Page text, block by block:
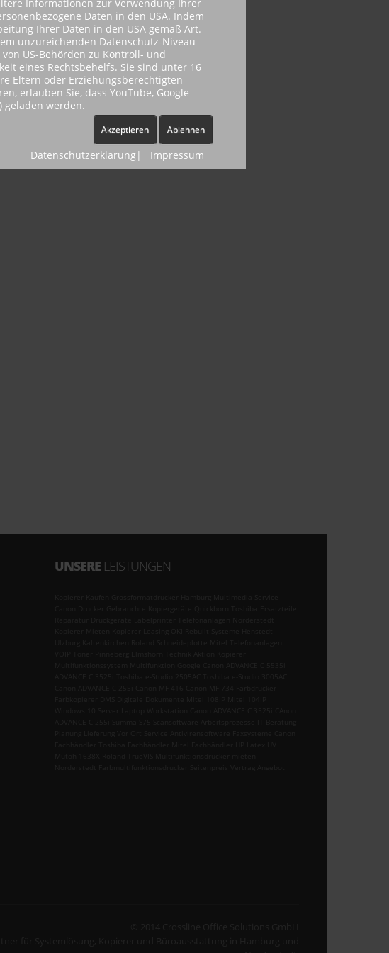
UNSERE LEISTUNGEN
Informationen zur Verwendung Ihrer
Daten in den USA. Indem
Ihrer Daten in den USA gemäß Art.
unzureichenden Datenschutz-Niveau
US-Behörden zu Kontroll- und
eines Rechtsbehelfs. Sie sind unter 16
Eltern oder Erziehungsberechtigten
erlauben Sie, dass YouTube, Google
geladen werden.
Akzeptieren Ablehnen
Datenschutzerklärung | Impressum